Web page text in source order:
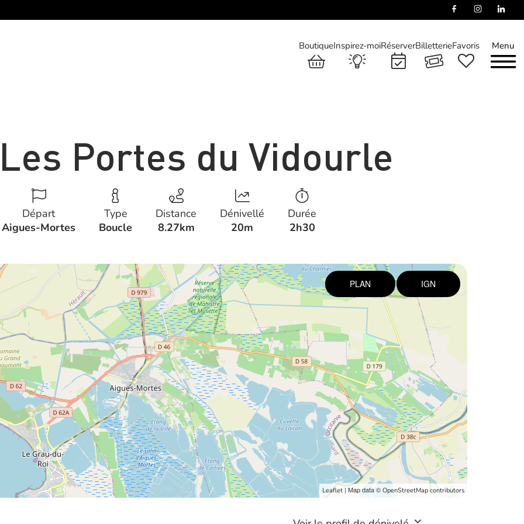
Menu
BoutiqueInspirez-moiRéserverBilletterieFavoris
Portes du Vidourle
Départ
Aigues-Mortes
Type
Boucle
Distance
8.27km
Dénivellé
20m
Durée
2h30
PLAN IGN
Leaflet | Map data © OpenStreetMap contributors